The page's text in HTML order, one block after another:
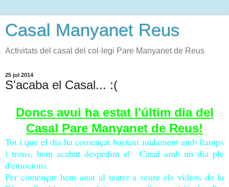
Casal Manyanet Reus
Activitats del casal del col·legi Pare Manyanet de Reus
25 jul 2014
S'acaba el Casal... :(
Doncs avui ha estat l'últim dia del
Casal Pare Manyanet de Reus!
Tot i que el dia ha començat bastant malament amb llamps
i trons, hem acabat despedint el Casal amb un dia ple
d'emocions.
Per començar hem anat al teatre a veure els vídeos de la